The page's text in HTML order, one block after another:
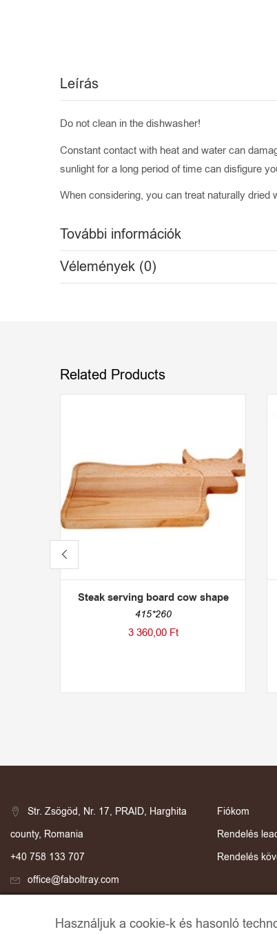
Leírás
Do not clean in the dishwasher!
Constant contact with heat and water can
sunlight for a long period of time can disfigure
When considering, you can treat naturally dried
További információk
Vélemények (0)
Related Products
Steak serving board cow shape
415*260
3 360,00 Ft
Str. Zsögöd, Nr. 17, PRAID, Harghita
county, Romania
+40 758 133 707
office@faboltray.com
Fiókom
Rendelés
Rendelés
Használjuk a cookie-k és hasonló